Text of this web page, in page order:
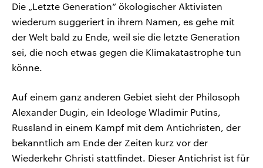
Die „Letzte Generation“ ökologischer Aktivisten
wiederum suggeriert in ihrem Namen, es gehe mit
der Welt bald zu Ende, weil sie die letzte Generation
sei, die noch etwas gegen die Klimakatastrophe tun
könne.
Auf einem ganz anderen Gebiet sieht der Philosoph
Alexander Dugin, ein Ideologe Wladimir Putins,
Russland in einem Kampf mit dem Antichristen, der
bekanntlich am Ende der Zeiten kurz vor der
Wiederkehr Christi stattfindet. Dieser Antichrist ist für